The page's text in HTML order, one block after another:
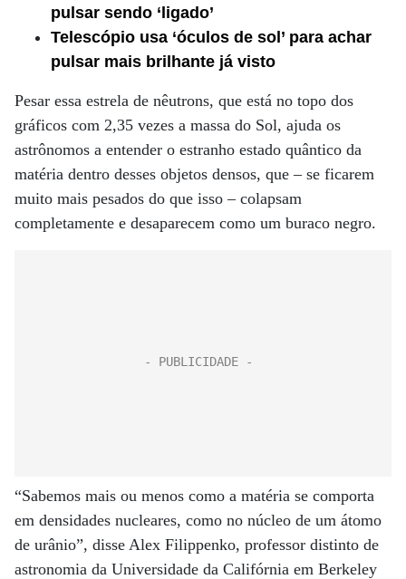
pulsar sendo ‘ligado’
Telescópio usa ‘óculos de sol’ para achar
pulsar mais brilhante já visto
Pesar essa estrela de nêutrons, que está no topo dos
gráficos com 2,35 vezes a massa do Sol, ajuda os
astrônomos a entender o estranho estado quântico da
matéria dentro desses objetos densos, que – se ficarem
muito mais pesados ​​do que isso – colapsam
completamente e desaparecem como um buraco negro.
“Sabemos mais ou menos como a matéria se comporta
em densidades nucleares, como no núcleo de um átomo
de urânio”, disse Alex Filippenko, professor distinto de
astronomia da Universidade da Califórnia em Berkeley